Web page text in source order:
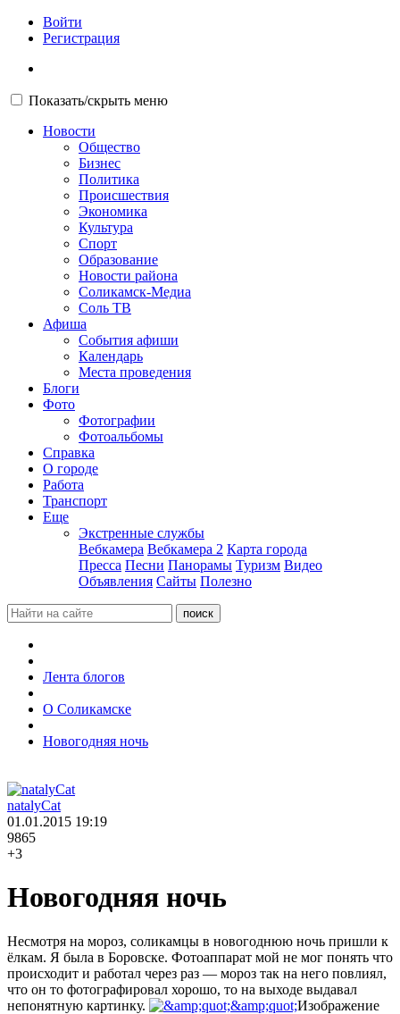
Войти
Регистрация
Показать/скрыть меню
Новости
Общество
Бизнес
Политика
Происшествия
Экономика
Культура
Спорт
Образование
Новости района
Соликамск-Медиа
Соль ТВ
Афиша
События афиши
Календарь
Места проведения
Блоги
Фото
Фотографии
Фотоальбомы
Справка
О городе
Работа
Транспорт
Еще
Экстренные службы
Вебкамера Вебкамера 2 Карта города
Пресса Песни Панорамы Туризм Видео
Объявления Сайты Полезно
Лента блогов
О Соликамске
Новогодняя ночь
natalyCat
01.01.2015 19:19
9865
+3
Новогодняя ночь
Несмотря на мороз, соликамцы в новогоднюю ночь пришли к
ёлкам. Я была в Боровске. Фотоаппарат мой не мог понять что
происходит и работал через раз — мороз так на него повлиял,
что он то фотографировал хорошо, то на выходе выдавал
непонятную картинку.
Изображение